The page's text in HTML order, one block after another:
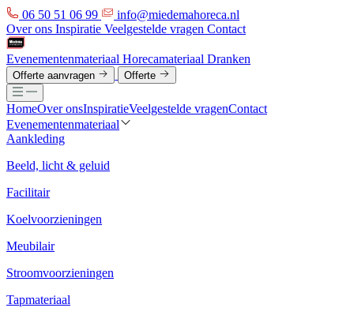
06 50 51 06 99
info@miedemahoreca.nl
Over ons Inspiratie Veelgestelde vragen Contact
Evenementenmateriaal Horecamateriaal Dranken
Offerte aanvragen Offerte
HomeOver onsInspiratieVeelgestelde vragenContact
Evenementenmateriaal
Aankleding
Beeld, licht & geluid
Facilitair
Koelvoorzieningen
Meubilair
Stroomvoorzieningen
Tapmateriaal